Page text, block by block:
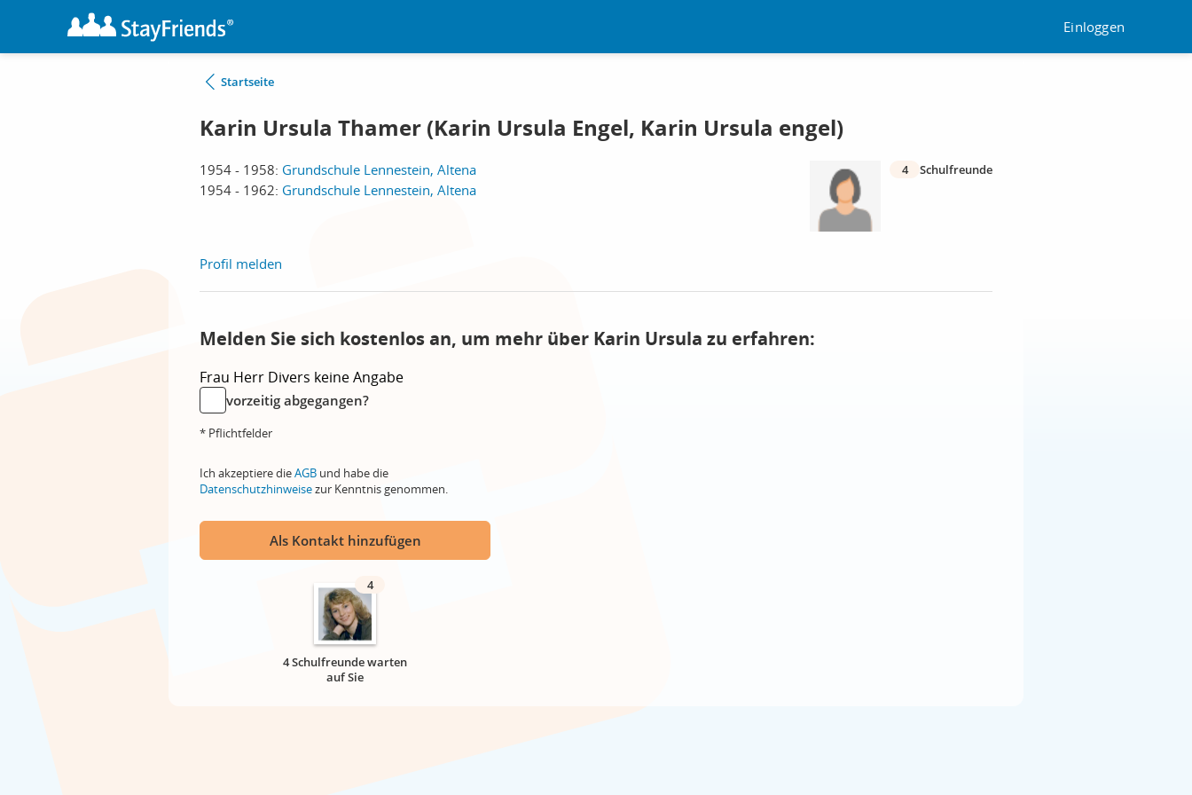
Einloggen
Startseite
Karin Ursula Thamer (Karin Ursula Engel, Karin Ursula engel)
1954 - 1958: Grundschule Lennestein, Altena
1954 - 1962: Grundschule Lennestein, Altena
4 Schulfreunde
Profil melden
Melden Sie sich kostenlos an, um mehr über Karin Ursula zu erfahren:
Frau Herr Divers keine Angabe
vorzeitig abgegangen?
* Pflichtfelder
Ich akzeptiere dieAGB und habe die
Datenschutzhinweisezur Kenntnis genommen.
Als Kontakt hinzufügen
4
4 Schulfreunde warten
auf Sie